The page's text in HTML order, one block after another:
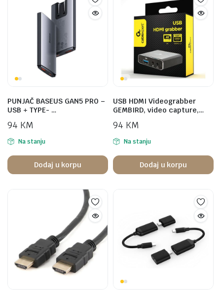
PUNJAČ BASEUS GAN5 PRO –
USB + TYPE- …
94 KM
Na stanju
Dodaj u korpu
USB HDMI Videograbber
GEMBIRD, video capture,…
94 KM
Na stanju
Dodaj u korpu